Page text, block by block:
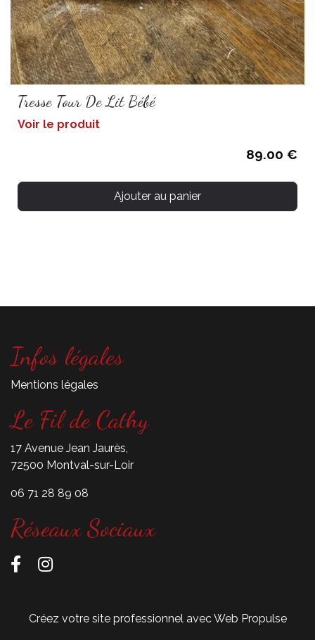
Tresse Tour De Lit Bébé
Voir le produit
89.00 €
Ajouter au panier
Infos légales
Mentions légales
Le Fil de Cathy
17 Avenue Jean Jaurès,
72500 Montval-sur-Loir
06 71 28 89 08
Réseaux Sociaux
Créez votre site professionnel avec Web Propulse